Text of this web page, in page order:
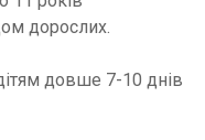
дорослих.
довше 7-10 днів